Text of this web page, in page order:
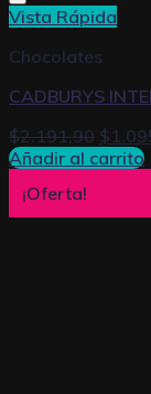
Vista Rápida
Chocolates
CADBURYS
$2.191,90 $
Añadir al carrito
¡Oferta!